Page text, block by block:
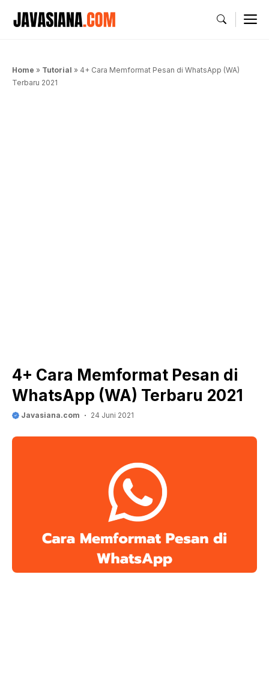
Home » Tutorial » 4+ Cara Memformat Pesan di WhatsApp (WA)
Terbaru 2021
4+ Cara Memformat Pesan di
WhatsApp (WA) Terbaru 2021
Javasiana.com 24 Juni 2021